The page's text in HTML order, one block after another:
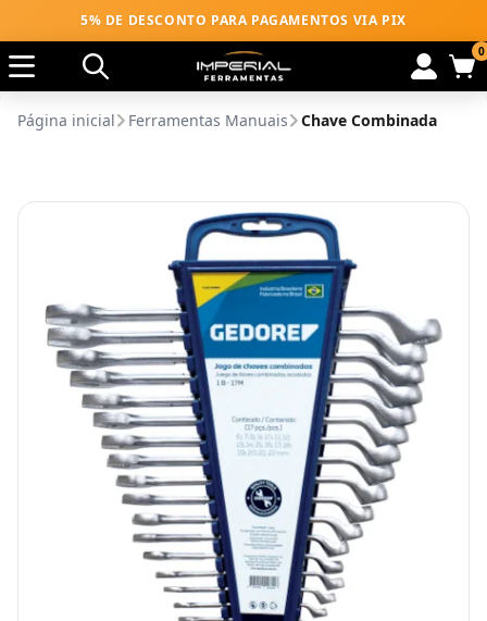
5% DE DESCONTO PARA PAGAMENTOS VIA PIX
0
Página inicial Ferramentas Manuais Chave Combinada